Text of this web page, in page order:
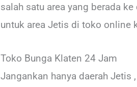
salah satu area yang berada
untuk area Jetis di toko online
Toko Bunga Klaten 24 Jam
Jangankan hanya daerah Jetis